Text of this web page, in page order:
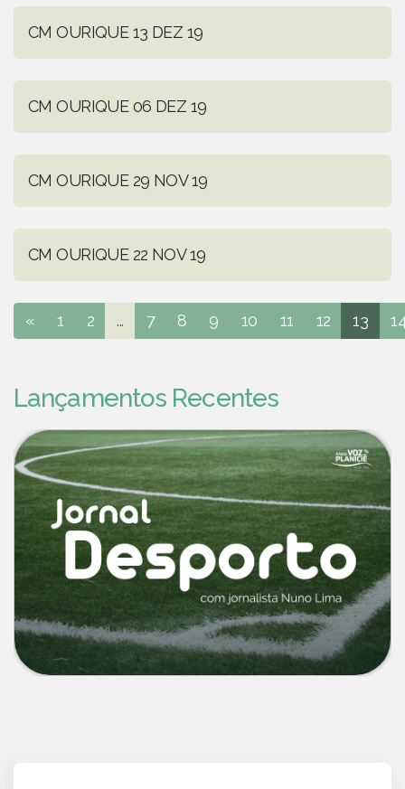
CM OURIQUE 13 DEZ 19
CM OURIQUE 06 DEZ 19
CM OURIQUE 29 NOV 19
CM OURIQUE 22 NOV 19
« 1 2 ... 7 8 9 10 11 12 13
Lançamentos Recentes